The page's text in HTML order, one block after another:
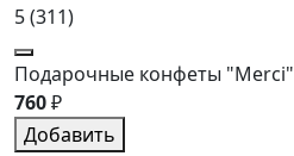
5(311)
Подарочные конфеты "Merci"
760₽
Добавить